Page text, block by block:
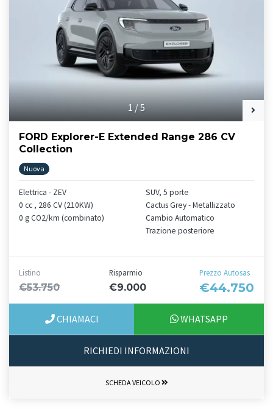
1/5
FORD Explorer-E Extended Range 286 CV
Collection
Nuova
Elettrica - ZEV
0 cc , 286 CV (210KW)
0 g CO2/km (combinato)
SUV, 5 porte
Cactus Grey - Metallizzato
Cambio Automatico
Trazione posteriore
Listino
€53.750
Risparmio
€9.000
Prezzo Autosas
€44.750
CHIAMACI WHATSAPP
RICHIEDI INFORMAZIONI
SCHEDA VEICOLO